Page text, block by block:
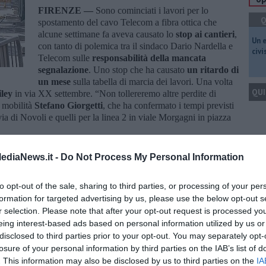
- Do Not Process My Personal Information
opt-out of the sale, sharing to third parties, or processing of your
for targeted advertising by us, please use the below opt-out
selection. Please note that after your opt-out request is processed
interest-based ads based on personal information utilized by us
to third parties prior to your opt-out. You may separately
of your personal information by third parties on the IAB’s list of
This information may also be disclosed by us to third parties on the
FIRENZE — Sono cominciati i lavori per lo
spostamento del cavo Telecom a fibra ottica che
alcune settimane fa aveva causato lo stop ai cantieri,
con tanto di polemica tra il sindaco Dario Nardella e
Telecom sulle responsabilità della mancata
segnalazione. Uno stop che ha causato un ritardo di
un mese sulla tabella di marcia dei lavori. Una volta
in via XX settembre. “Non tollereremo altre perdite di
mobilità Stefano Giorgetti, che ha confermato i tempi previsti
di Novoli e quelli per la linea 2 in viale Morgagni in piazza
iscriviti alla
Newsletter QUInews - ToscanaMedia.
nella tua casella di posta.
​Un
QUI